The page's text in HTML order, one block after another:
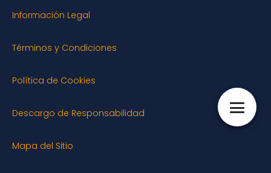
Información Legal
Términos y Condiciones
Política de Cookies
Descargo de Responsabilidad
Mapa del Sitio